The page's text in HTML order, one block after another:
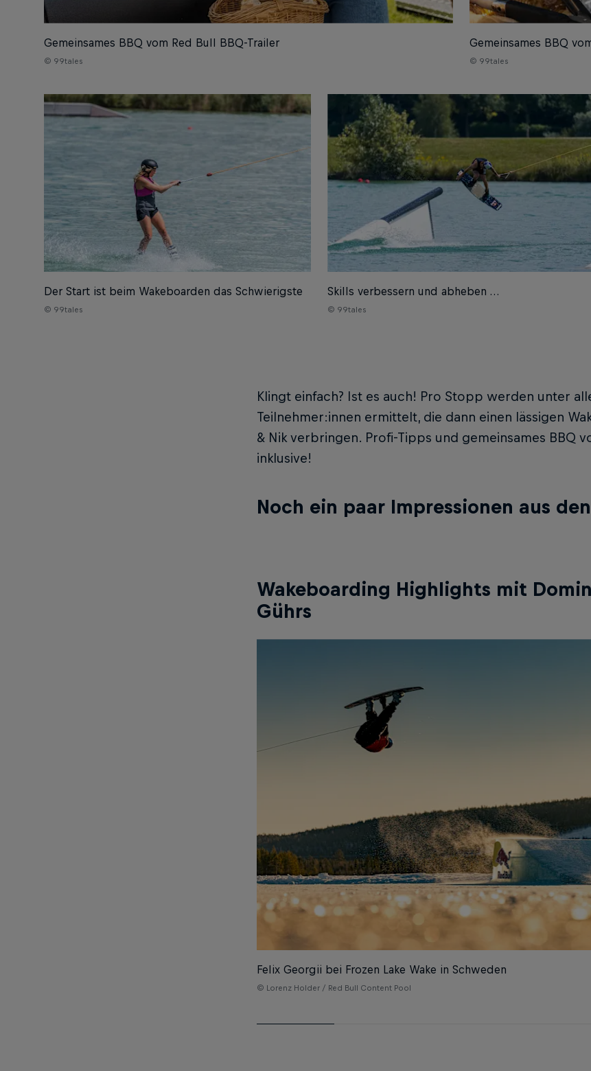
Gemeinsames BBQ vom Red Bull BBQ-Trailer
© 99tales
Gemeinsames BBQ
© 99tales
Der Start ist beim Wakeboarden das Schwierigste
© 99tales
Skills verbessern und abheben …
© 99tales
Klingt einfach? Ist es auch! Pro Stopp werden unter
Teilnehmer:innen ermittelt, die dann einen lässigen
& Nik verbringen. Profi-Tipps und gemeinsames BBQ
inklusive!
Noch ein paar Impressionen aus
Wakeboarding Highlights mit
Gührs
Felix Georgii bei Frozen Lake Wake in Schweden
© Lorenz Holder / Red Bull Content Pool